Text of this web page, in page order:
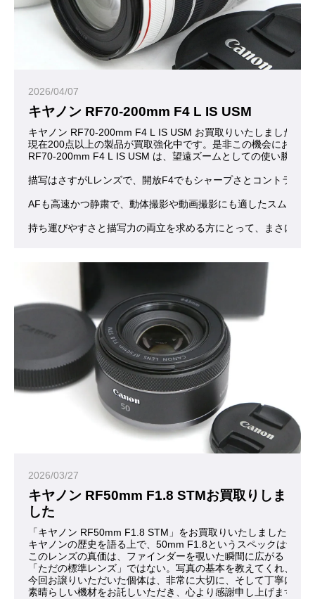
2026/04/07
キヤノン RF70-200mm F4 L IS USM
キヤノン RF70-200mm F4 L IS USM お買取りいたしました。
現在200点以上の製品が買取強化中です。是非この機会にお問合
RF70-200mm F4 L IS USM は、望遠ズームとしての使い勝手
描写はさすがLレンズで、開放F4でもシャープさとコントラス
AFも高速かつ静粛で、動体撮影や動画撮影にも適したスムー
持ち運びやすさと描写力の両立を求める方にとって、まさに“ち
2026/03/27
キヤノン RF50mm F1.8 STMお買取りしま
した
「キヤノン RF50mm F1.8 STM」をお買取りいたしました。
キヤノンの歴史を語る上で、50mm F1.8というスペックは切っ
このレンズの真価は、ファインダーを覗いた瞬間に広がる「肉
「ただの標準レンズ」ではない。写真の基本を教えてくれ、
今回お譲りいただいた個体は、非常に大切に、そして丁寧に扱
素晴らしい機材をお託しいただき、心より感謝申し上げます。